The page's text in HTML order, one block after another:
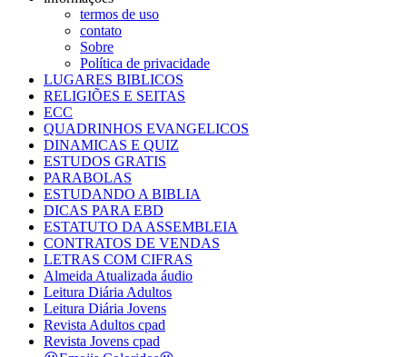
termos de uso
contato
Sobre
Política de privacidade
LUGARES BIBLICOS
RELIGIÕES E SEITAS
ECC
QUADRINHOS EVANGELICOS
DINAMICAS E QUIZ
ESTUDOS GRATIS
PARABOLAS
ESTUDANDO A BIBLIA
DICAS PARA EBD
ESTATUTO DA ASSEMBLEIA
CONTRATOS DE VENDAS
LETRAS COM CIFRAS
Almeida Atualizada áudio
Leitura Diária Adultos
Leitura Diária Jovens
Revista Adultos cpad
Revista Jovens cpad